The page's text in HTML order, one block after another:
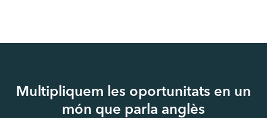
Multipliquem les oportunitats en un
món que parla anglès